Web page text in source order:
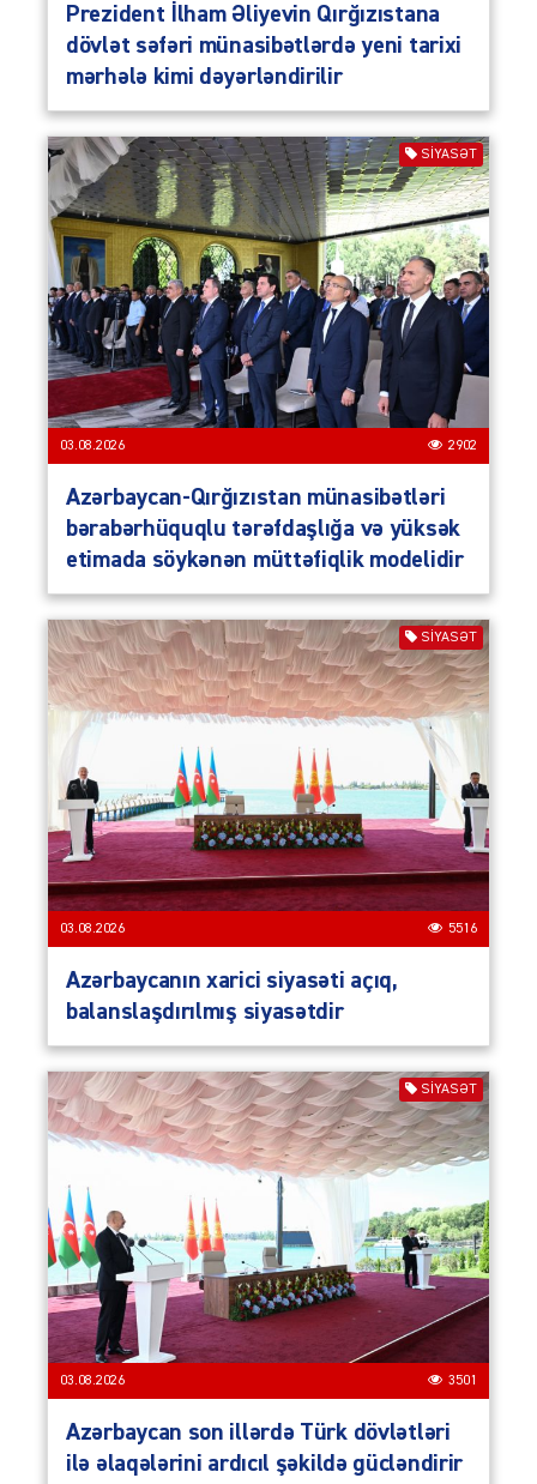
Prezident İlham Əliyevin Qırğızıstana
dövlət səfəri münasibətlərdə yeni tarixi
mərhələ kimi dəyərləndirilir
SIYASƏT
03.08.2026 2902
Azərbaycan-Qırğızıstan münasibətləri
bərabərhüquqlu tərəfdaşlığa və yüksək
etimada söykənən müttəfiqlik modelidir
SIYASƏT
03.08.2026 5516
Azərbaycanın xarici siyasəti açıq,
balanslaşdırılmış siyasətdir
SIYASƏT
03.08.2026 3501
Azərbaycan son illərdə Türk dövlətləri
ilə əlaqələrini ardıcıl şəkildə gücləndirir